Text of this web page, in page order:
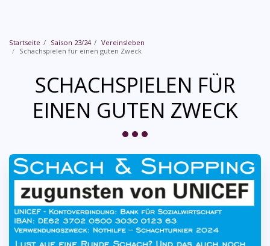
Startseite Saison 23/24
Vereinsleben
Schachspielen für einen guten Zweck
SCHACHSPIELEN FÜR
EINEN GUTEN ZWECK